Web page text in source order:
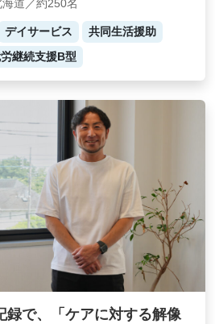
海道／約250名
デイサービス
共同生活援助
継続支援B型
録で、「ケアに対する解像